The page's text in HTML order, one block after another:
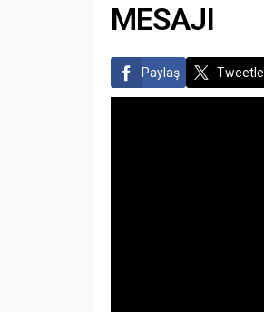
MESAJI
Paylaş Tweetle